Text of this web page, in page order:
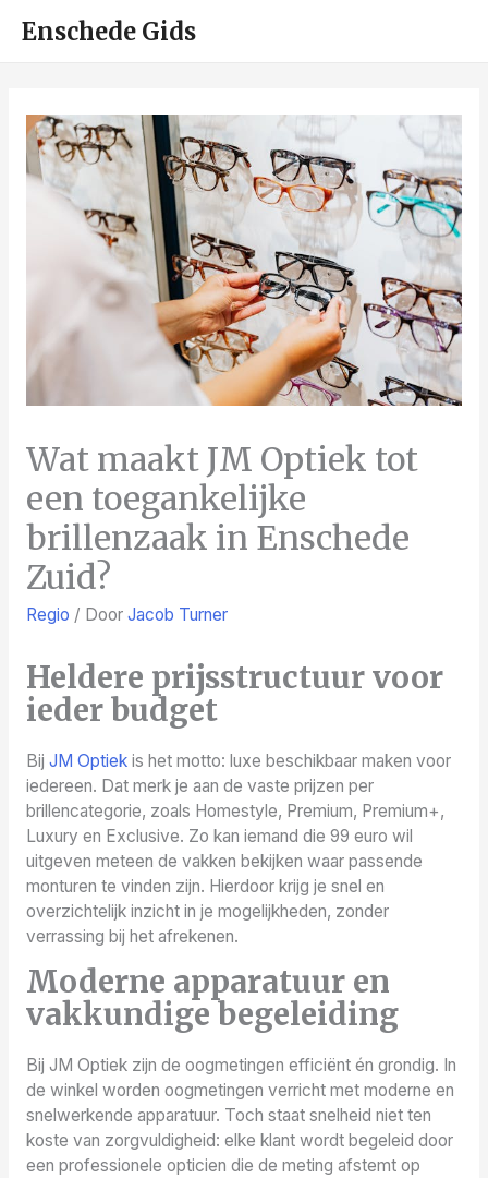
Enschede Gids
Wat maakt JM Optiek tot
een toegankelijke
brillenzaak in Enschede
Zuid?
Regio / Door Jacob Turner
Heldere prijsstructuur voor
ieder budget
Bij JM Optiekis het motto: luxe beschikbaar maken voor
iedereen. Dat merk je aan de vaste prijzen per
brillencategorie, zoals Homestyle, Premium, Premium+,
Luxury en Exclusive. Zo kan iemand die 99 euro wil
uitgeven meteen de vakken bekijken waar passende
monturen te vinden zijn. Hierdoor krijg je snel en
overzichtelijk inzicht in je mogelijkheden, zonder
verrassing bij het afrekenen.
Moderne apparatuur en
vakkundige begeleiding
Bij JM Optiek zijn de oogmetingen efficiënt én grondig. In
de winkel worden oogmetingen verricht met moderne en
snelwerkende apparatuur. Toch staat snelheid niet ten
koste van zorgvuldigheid: elke klant wordt begeleid door
een professionele opticien die de meting afstemt op